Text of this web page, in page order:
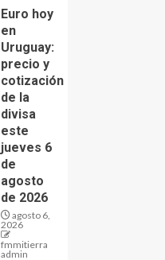
Euro hoy
en
Uruguay:
precio y
cotización
de la
divisa
este
jueves 6
de
agosto
de 2026
agosto 6,
2026
fmmitierra
admin